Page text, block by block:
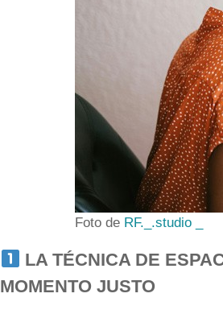
Foto de RF._.studio _
LA TÉCNICA DE
MOMENTO JUSTO